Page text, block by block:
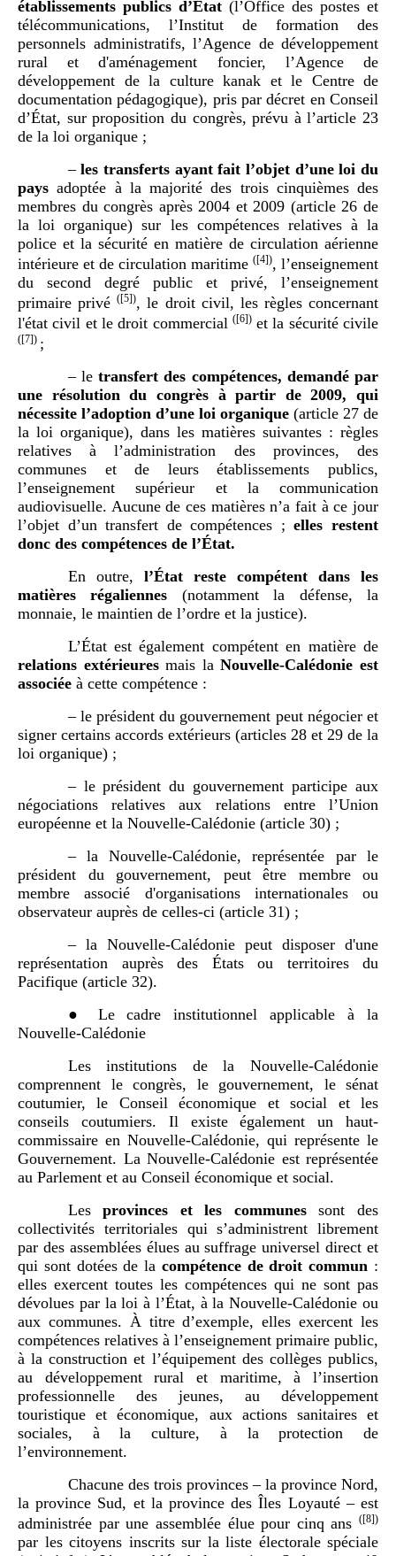
établissements publics d’État (l’Office des postes et
télécommunications, l’Institut de formation des
personnels administratifs, l’Agence de développement
rural et d'aménagement foncier, l’Agence de
développement de la culture kanak et le Centre de
documentation pédagogique), pris par décret en Conseil
d’État, sur proposition du congrès, prévu à l’article 23
de la loi organique ;
–les transferts ayant fait l’objet d’une loi du
pays adoptée à la majorité des trois cinquièmes des
membres du congrès après 2004 et 2009 (article 26 de
la loi organique) sur les compétences relatives à la
police et la sécurité en matière de circulation aérienne
intérieure et de circulation maritime ([4]), l’enseignement
du second degré public et privé, l’enseignement
primaire privé([5]), le droit civil, les règles concernant
l'état civil et le droit commercial ([6])et la sécurité civile
([7]) ;
– letransfert des compétences, demandé par
une résolution du congrès à partir de 2009, qui
nécessite l’adoption d’une loi organique (article 27 de
la loi organique), dans les matières suivantes : règles
relatives à l’administration des provinces, des
communes et de leurs établissements publics,
l’enseignement supérieur et la communication
audiovisuelle. Aucune de ces matières n’a fait à ce jour
l’objet d’un transfert de compétences ;elles restent
donc des compétences de l’État.
En outre, l’État reste compétent dans les
matières régaliennes (notamment la défense, la
monnaie, le maintien de l’ordre et la justice).
L’État est également compétent en matière de
relations extérieuresmais laNouvelle-Calédonie est
associée à cette compétence :
– le président du gouvernement peut négocier et
signer certains accords extérieurs (articles 28 et 29 de la
loi organique) ;
– le président du gouvernement participe aux
négociations relatives aux relations entre l’Union
européenne et la Nouvelle-Calédonie (article 30) ;
– la Nouvelle-Calédonie, représentée par le
président du gouvernement, peut être membre ou
membre associé d'organisations internationales ou
observateur auprès de celles-ci (article 31) ;
– la Nouvelle-Calédonie peut disposer d'une
représentation auprès des États ou territoires du
Pacifique (article 32).
● Le cadre institutionnel applicable à la
Nouvelle-Calédonie
Les institutions de la Nouvelle-Calédonie
comprennent le congrès, le gouvernement, le sénat
coutumier, le Conseil économique et social et les
conseils coutumiers. Il existe également un haut-
commissaire en Nouvelle-Calédonie, qui représente le
Gouvernement. La Nouvelle-Calédonie est représentée
au Parlement et au Conseil économique et social.
Lesprovinces et les communessont des
collectivités territoriales qui s’administrent librement
par des assemblées élues au suffrage universel direct et
qui sont dotées de la compétence de droit commun :
elles exercent toutes les compétences qui ne sont pas
dévolues par la loi à l’État, à la Nouvelle-Calédonie ou
aux communes. À titre d’exemple, elles exercent les
compétences relatives à l’enseignement primaire public,
à la construction et l’équipement des collèges publics,
au développement rural et maritime, à l’insertion
professionnelle des jeunes, au développement
touristique et économique, aux actions sanitaires et
sociales, à la culture, à la protection de
l’environnement.
Chacune des trois provinces – la province Nord,
la province Sud, et la province des Îles Loyauté – est
administrée par une assemblée élue pour cinq ans ([8])
par les citoyens inscrits sur la liste électorale spéciale